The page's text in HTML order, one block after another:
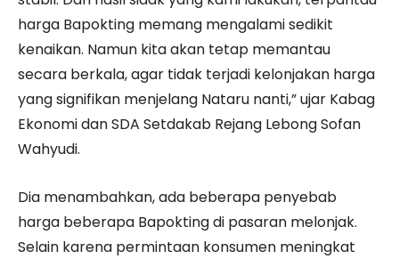
harga Bapokting memang mengalami sedikit
kenaikan. Namun kita akan tetap memantau
secara berkala, agar tidak terjadi kelonjakan harga
yang signifikan menjelang Nataru nanti,” ujar Kabag
Ekonomi dan SDA Setdakab Rejang Lebong Sofan
Wahyudi.
Dia menambahkan, ada beberapa penyebab
harga beberapa Bapokting di pasaran melonjak.
Selain karena permintaan konsumen meningkat